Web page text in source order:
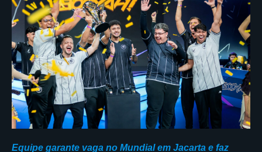
Equipe garante vaga no Mundial em Jacarta e faz